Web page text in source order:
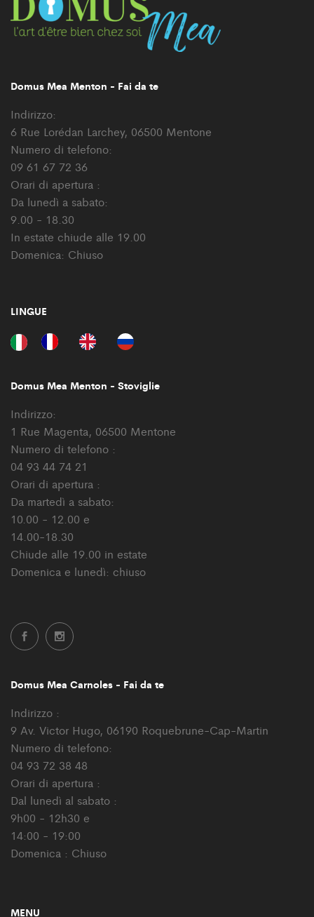
Domus Mea Menton - Fai da te
Indirizzo:
6 Rue Lorédan Larchey, 06500 Mentone
Numero di telefono:
09 61 67 72 36
Orari di apertura :
Da lunedì a sabato:
9.00 - 18.30
In estate chiude alle 19.00
Domenica: Chiuso
LINGUE
Domus Mea Menton - Stoviglie
Indirizzo:
1 Rue Magenta, 06500 Mentone
Numero di telefono :
04 93 44 74 21
Orari di apertura :
Da martedì a sabato:
10.00 - 12.00 e
14.00-18.30
Chiude alle 19.00 in estate
Domenica e lunedì: chiuso
Domus Mea Carnoles - Fai da te
Indirizzo :
9 Av. Victor Hugo, 06190 Roquebrune-Cap-Martin
Numero di telefono:
04 93 72 38 48
Orari di apertura :
Dal lunedì al sabato :
9h00 - 12h30 e
14:00 - 19:00
Domenica : Chiuso
MENU